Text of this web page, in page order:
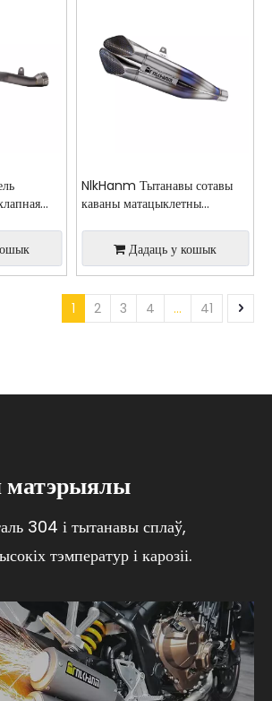
NlkHanm Тытанавы сотавы
каваны матацыклетны
ZX-6R 2021-2024
Дадаць у кошык
1 2 3 4 ... 41
304 і тытанавы сплаў,
тэмператур і карозіі.